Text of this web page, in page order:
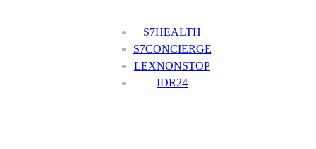
S7HEALTH
S7CONCIERGE
LEXNONSTOP
IDR24